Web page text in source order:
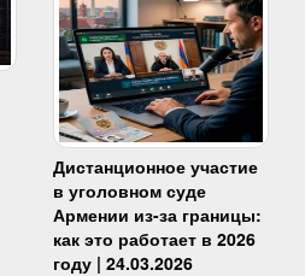
Дистанционное участие
в уголовном суде
Армении из-за границы:
как это работает в 2026
году | 24.03.2026